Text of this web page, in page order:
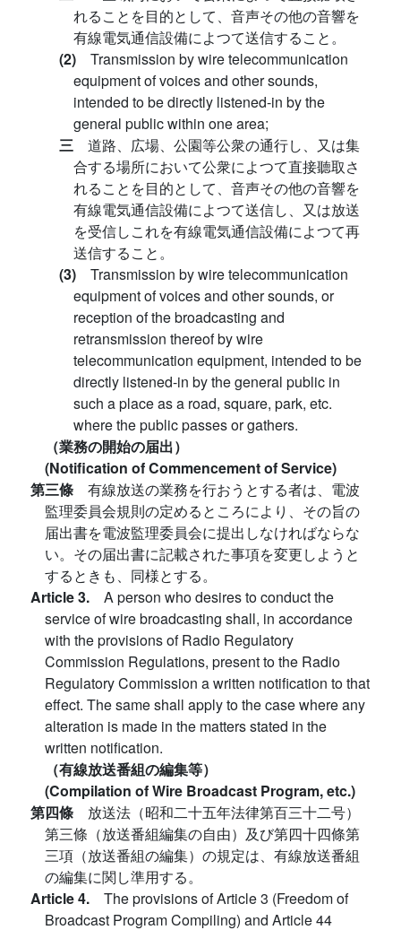
れることを目的として、音声その他の音響を
有線電気通信設備によつて送信すること。
(2) Transmission by wire telecommunication
equipment of voices and other sounds,
intended to be directly listened-in by the
general public within one area;
三 道路、広場、公園等公衆の通行し、又は集
合する場所において公衆によつて直接聽取さ
れることを目的として、音声その他の音響を
有線電気通信設備によつて送信し、又は放送
を受信しこれを有線電気通信設備によつて再
送信すること。
(3) Transmission by wire telecommunication
equipment of voices and other sounds, or
reception of the broadcasting and
retransmission thereof by wire
telecommunication equipment, intended to be
directly listened-in by the general public in
such a place as a road, square, park, etc.
where the public passes or gathers.
（業務の開始の届出）
(Notification of Commencement of Service)
第三條 有線放送の業務を行おうとする者は、電波
監理委員会規則の定めるところにより、その旨の
届出書を電波監理委員会に提出しなければならな
い。その届出書に記載された事項を変更しようと
するときも、同様とする。
Article 3. A person who desires to conduct the
service of wire broadcasting shall, in accordance
with the provisions of Radio Regulatory
Commission Regulations, present to the Radio
Regulatory Commission a written notification to that
effect. The same shall apply to the case where any
alteration is made in the matters stated in the
written notification.
（有線放送番組の編集等）
(Compilation of Wire Broadcast Program, etc.)
第四條 放送法（昭和二十五年法律第百三十二号）
第三條（放送番組編集の自由）及び第四十四條第
三項（放送番組の編集）の規定は、有線放送番組
の編集に関し準用する。
Article 4. The provisions of Article 3 (Freedom of
Broadcast Program Compiling) and Article 44